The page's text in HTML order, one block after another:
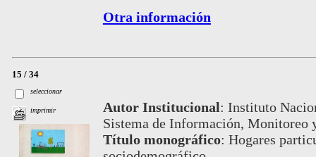
Otra información
15 / 34
seleccionar
imprimir Autor Institucional: Instituto
Sistema de Información, Monitoreo
Título monográfico: Hogares